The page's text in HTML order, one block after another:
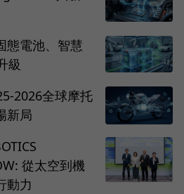
態電池、智慧
級
2026全球摩托
新局
從太空到機
動力